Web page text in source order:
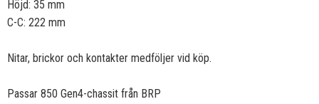
Höjd: 35 mm
C-C: 222 mm
Nitar, brickor och kontakter medföljer vid köp.
Passar 850 Gen4-chassit från BRP